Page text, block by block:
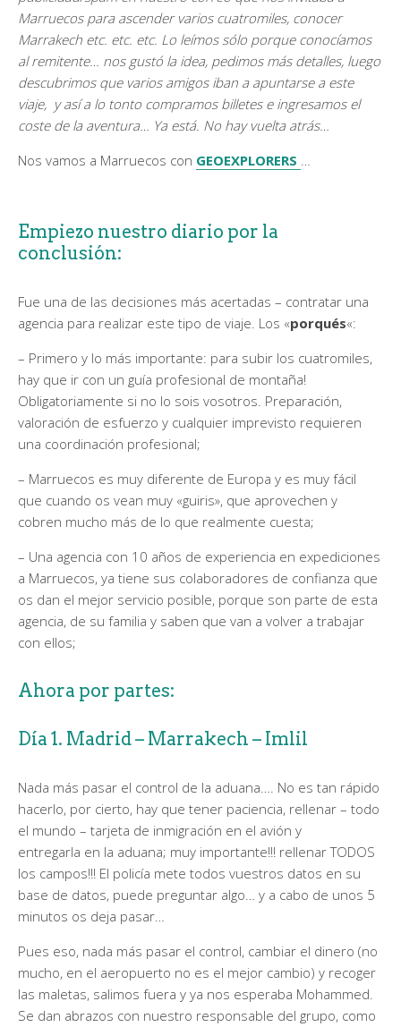
Marruecos para ascender varios cuatromiles, conocer
Marrakech etc. etc. etc. Lo leímos sólo porque conocíamos
al remitente… nos gustó la idea, pedimos más detalles, luego
descubrimos que varios amigos iban a apuntarse a este
viaje, y así a lo tonto compramos billetes e ingresamos el
coste de la aventura… Ya está. No hay vuelta atrás…
Nos vamos a Marruecos con GEOEXPLORERS …
Empiezo nuestro diario por la
conclusión:
Fue una de las decisiones más acertadas – contratar una
agencia para realizar este tipo de viaje. Los «porqués«:
– Primero y lo más importante: para subir los cuatromiles,
hay que ir con un guía profesional de montaña!
Obligatoriamente si no lo sois vosotros. Preparación,
valoración de esfuerzo y cualquier imprevisto requieren
una coordinación profesional;
– Marruecos es muy diferente de Europa y es muy fácil
que cuando os vean muy «guiris», que aprovechen y
cobren mucho más de lo que realmente cuesta;
– Una agencia con 10 años de experiencia en expediciones
a Marruecos, ya tiene sus colaboradores de confianza que
os dan el mejor servicio posible, porque son parte de esta
agencia, de su familia y saben que van a volver a trabajar
con ellos;
Ahora por partes:
Día 1. Madrid – Marrakech – Imlil
Nada más pasar el control de la aduana…. No es tan rápido
hacerlo, por cierto, hay que tener paciencia, rellenar – todo
el mundo – tarjeta de inmigración en el avión y
entregarla en la aduana; muy importante!!! rellenar TODOS
los campos!!! El policía mete todos vuestros datos en su
base de datos, puede preguntar algo… y a cabo de unos 5
minutos os deja pasar…
Pues eso, nada más pasar el control, cambiar el dinero (no
mucho, en el aeropuerto no es el mejor cambio) y recoger
las maletas, salimos fuera y ya nos esperaba Mohammed.
Se dan abrazos con nuestro responsable del grupo, como